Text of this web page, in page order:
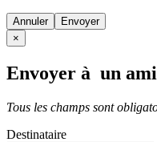
Annuler
×
Envoyer à un ami
Tous les champs sont
Destinataire